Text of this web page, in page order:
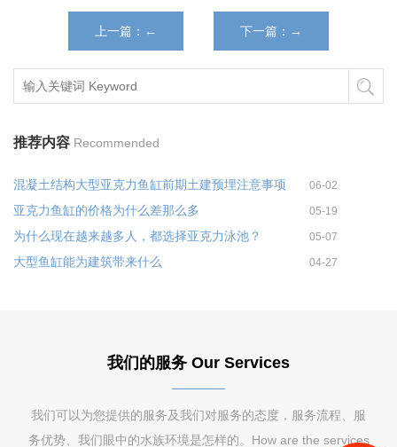
上一篇：← 下一篇：→
推荐内容 Recommended
混凝土结构大型亚克力鱼缸前期土建预埋注意事项 06-02
亚克力鱼缸的价格为什么差那么多 05-19
为什么现在越来越多人，都选择亚克力泳池？ 05-07
大型鱼缸能为建筑带来什么 04-27
我们的服务 Our Services
我们可以为您提供的服务及我们对服务的态度，服务流程、服
务优势、我们眼中的水族环境是怎样的。How are the services